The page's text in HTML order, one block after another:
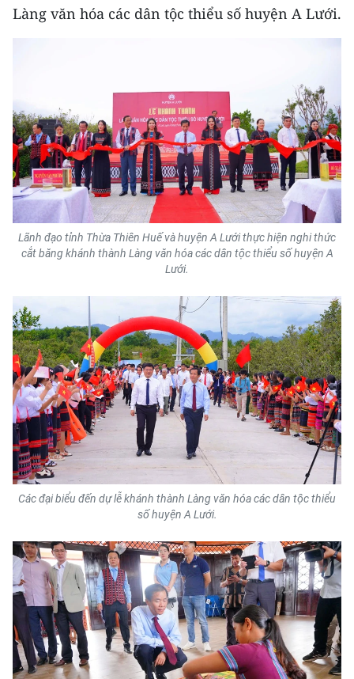
Làng văn hóa các dân tộc thiểu số huyện A Lưới.
Lãnh đạo tỉnh Thừa Thiên Huế và huyện A Lưới thực hiện nghi thức
cắt băng khánh thành Làng văn hóa các dân tộc thiểu số huyện A
Lưới.
Các đại biểu đến dự lễ khánh thành Làng văn hóa các dân tộc thiểu
số huyện A Lưới.